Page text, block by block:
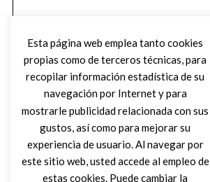
Esta página web emplea tanto cookies
propias como de terceros técnicas, para
recopilar información estadística de su
navegación por Internet y para
mostrarle publicidad relacionada con sus
gustos, así como para mejorar su
experiencia de usuario. Al navegar por
este sitio web, usted accede al empleo de
estas cookies. Puede cambiar la